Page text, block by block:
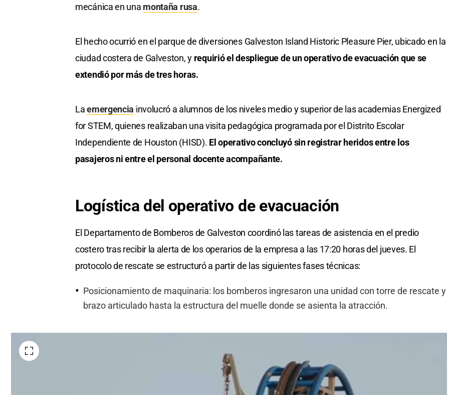
mecánica en una montaña rusa.
El hecho ocurrió en el parque de diversiones Galveston Island Historic Pleasure Pier, ubicado en la
ciudad costera de Galveston, y requirió el despliegue de un operativo de evacuación que se
extendió por más de tres horas.
Laemergencia involucró a alumnos de los niveles medio y superior de las academias Energized
for STEM, quienes realizaban una visita pedagógica programada por el Distrito Escolar
Independiente de Houston (HISD). El operativo concluyó sin registrar heridos entre los
pasajeros ni entre el personal docente acompañante.
Logística del operativo de evacuación
El Departamento de Bomberos de Galveston coordinó las tareas de asistencia en el predio
costero tras recibir la alerta de los operarios de la empresa a las 17:20 horas del jueves. El
protocolo de rescate se estructuró a partir de las siguientes fases técnicas:
Posicionamiento de maquinaria: los bomberos ingresaron una unidad con torre de rescate y
brazo articulado hasta la estructura del muelle donde se asienta la atracción.